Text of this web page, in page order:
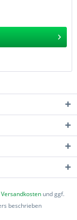
Versandkosten und ggf.
beschrieben